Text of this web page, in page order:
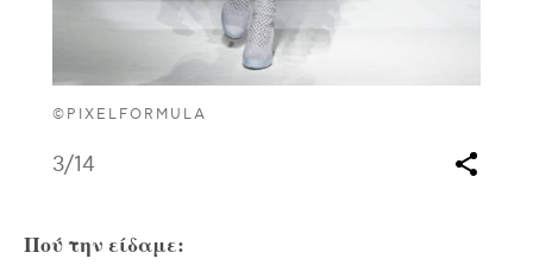
©PIXELFORMULA
3/14
Πού την είδαμε: